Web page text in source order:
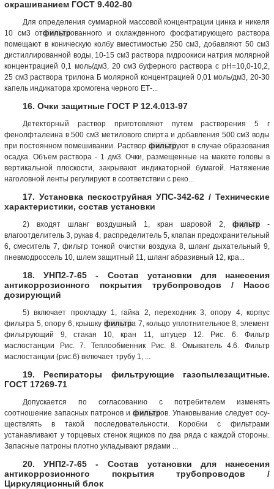
окрашиванием ГОСТ 9.402-80
Для определения суммарной массовой концентрации цинка и никеля
10 см3 отфильтрованного и охлажденного фосфатирующего раствора
помещают в коническую колбу вместимостью 250 см3, добавляют 50 см3
дистиллированной воды, 10-15 см3 раствора гидроокиси натрия молярной
концентрацией 0,1 моль/дм3, 20 см3 буферного раствора с рН=10,0-10,2,
25 см3 раствора трилона Б молярной концентрацией 0,01 моль/дм3, 20-30
капель индикатора хромогена черного ЕТ-...
16. Очки защитные ГОСТ Р 12.4.013-97
Детекторный раствор приготовляют путем растворения 5 г
фенолфталеина в 500 см3 метилового спирта и добавления 500 см3 воды
при постоянном помешивании. Раствор фильтруют в случае образования
осадка. Объем раствора - 1 дм3. Очки, размещенные на макете головы в
вертикальной плоскости, закрывают индикаторной бумагой. Натяжение
наголовной ленты регулируют в соответствии с реко...
17. Установка пескоструйная УПС-342-62 / Технические
характеристики, состав установки
2) входят шланг воздушный 1, кран шаровой 2, фильтр -
влагоотделитель 3, рукав 4, распределитель 5, клапан предохранительный
6, смеситель 7, фильтр тонкой очистки воздуха 8, шланг дыхательный 9,
пневмодроссель 10, шлем защитный 11, шланг абразивный 12, кра...
18. УНП2-7-65 - Состав установки для нанесения
антикоррозионного покрытия трубопроводов / Насос
дозирующий
5) включает прокладку 1, гайка 2, переходник 3, опору 4, корпус
фильтра 5, опору 6, крышку фильтра 7, кольцо уплотнительное 8, элемент
фильтрующий 9, стакан 10, кран 11, штуцер 12. Рис. 6. Фильтр
маслостанции Рис. 7. Теплообменник Рис. 8. Омыватель 4.6. Фильтр
маслостанции (рис.6) включает трубу 1, ...
19. Респираторы фильтрующие газопылезащитные.
ГОСТ 17269-71
Допускается по согласованию с потребителем изменять
соотношение запасных патронов и фильтров. Упаковывание следует осу­
ществлять в такой последовательности. Коробки с фильтрами
устанавливают у торцевых стенок ящиков по два ряда с каждой стороны.
Запасные патроны плотно укладывают рядами ...
20. УНП2-7-65 - Состав установки для нанесения
антикоррозионного покрытия трубопроводов /
Циркуляционный блок